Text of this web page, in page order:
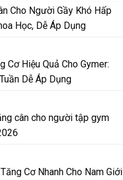
Cho Người Gầy Khó Hấp
Học, Dễ Áp Dụng
Cơ Hiệu Quả Cho Gymer:
Dễ Áp Dụng
cân cho người tập gym
Cơ Nhanh Cho Nam Giới